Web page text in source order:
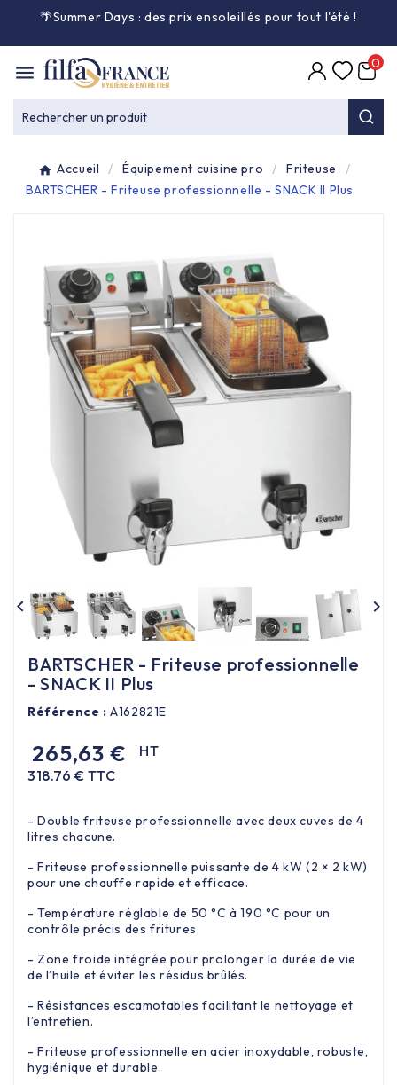
🌴Summer Days : des prix ensoleillés pour tout l'été!

Entretien général
Équipement & matériel 
Collecte des déchets 
Produit d'accueil 
Hygiène mains 
Alimentaire & jetable 
Équipement cuisine pro
PROMOTION
Les nouveaux produits
Rechercher un produit
0
Accueil Équipement cuisine pro
Friteuse
BARTSCHER - Friteuse professionnelle - SNACK II Plus
 
BARTSCHER - Friteuse professionnelle
- SNACK II Plus
Référence : A162821E
265,63 €
HT
318.76 € TTC
- Double friteuse professionnelle avec deux cuves de 4
litres chacune.
- Friteuse professionnelle puissante de 4 kW (2 × 2 kW)
pour une chauffe rapide et efficace.
- Température réglable de 50 °C à 190 °C pour un
contrôle précis des fritures.
- Zone froide intégrée pour prolonger la durée de vie
de l’huile et éviter les résidus brûlés.
- Résistances escamotables facilitant le nettoyage et
l’entretien.
- Friteuse professionnelle en acier inoxydable, robuste,
hygiénique et durable.